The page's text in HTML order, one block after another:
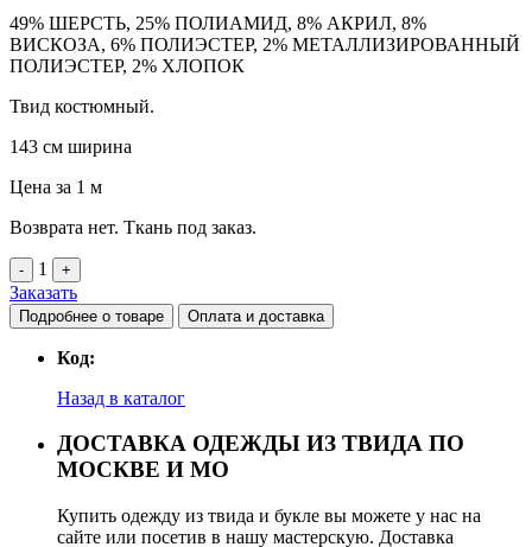
Copy
Link
49% ШЕРСТЬ, 25% ПОЛИАМИД, 8% АКРИЛ, 8%
ВИСКОЗА, 6% ПОЛИЭСТЕР, 2% МЕТАЛЛИЗИРОВАННЫЙ
ПОЛИЭСТЕР, 2% ХЛОПОК
Твид костюмный.
143 см ширина
Цена за 1 м
Возврата нет. Ткань под заказ.
- 1 +
Заказать
Подробнее о товаре Оплата и доставка
Код:
Назад в каталог
ДОСТАВКА ОДЕЖДЫ ИЗ ТВИДА ПО
МОСКВЕ И МО
Купить одежду из твида и букле вы можете у нас на
сайте или посетив в нашу мастерскую. Доставка